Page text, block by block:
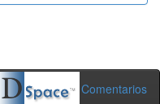
Comentarios